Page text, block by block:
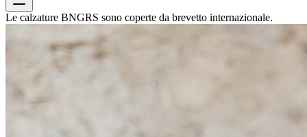
Le calzature BNGRS sono coperte da brevetto internazionale.